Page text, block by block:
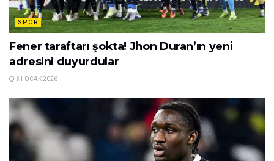
SPOR
Fener taraftarı şokta! Jhon Duran’ın yeni
adresini duyurdular
31 OCAK 2026